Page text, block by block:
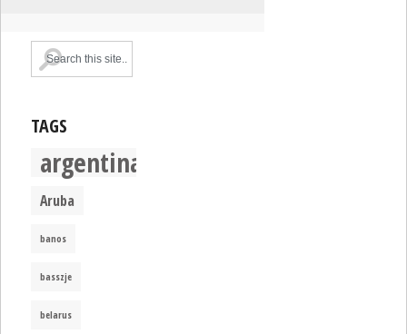
TAGS
argentina
Aruba
banos
basszje
belarus